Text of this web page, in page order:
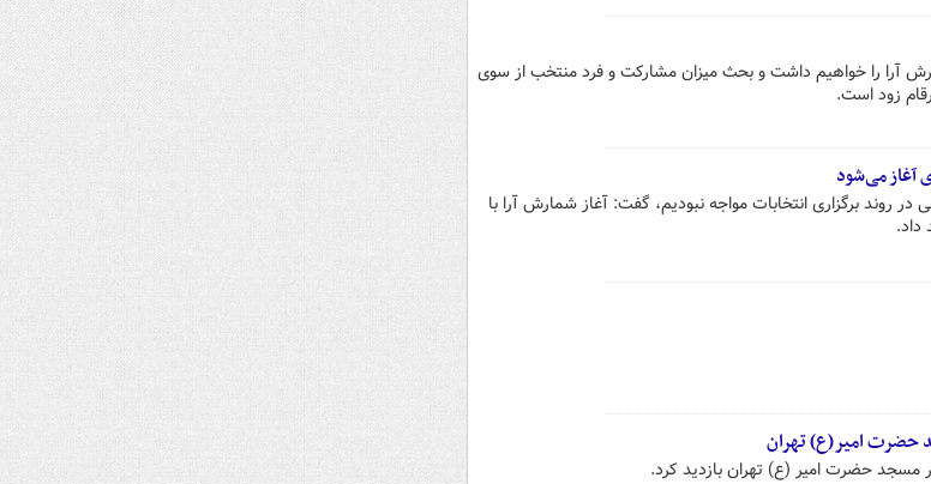
آرا را خواهیم داشت و بحث میزان مشارکت و فرد منتخب از سوی
زود است.
آغاز می‌شود
روند برگزاری انتخابات مواجه نبودیم، گفت: آغاز شمارش آرا با
داد.
حضرت امیر(ع) تهران
مسجد حضرت امیر (ع) تهران بازدید کرد.